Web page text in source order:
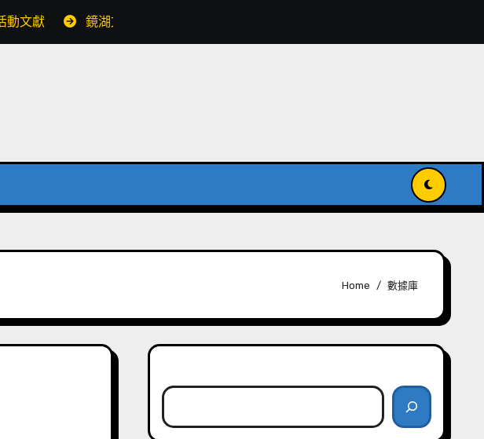
動文獻 鏡湖文獻入國家級記憶名錄
Home 數據庫